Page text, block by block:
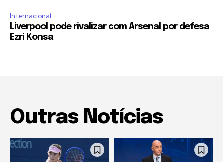
Internacional
Liverpool pode rivalizar com Arsenal por defesa
Ezri Konsa
Outras Notícias